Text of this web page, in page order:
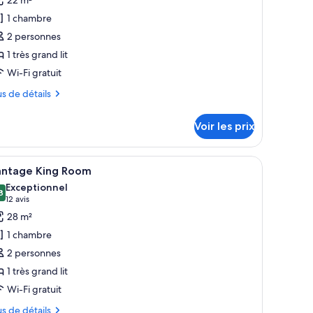
:
1 chambre
2 personnes
1 très grand lit
Wi-Fi gratuit
de détails
Voir les prix
une couverture verte et une tête de lit en bois.
:
Une chambre d’hôtel moderne dotée d’un
6 King Room
sur 10
Exceptionnel
12 avis
(12 avis)
28 m²
1 chambre
2 personnes
1 très grand lit
Wi-Fi gratuit
de détails